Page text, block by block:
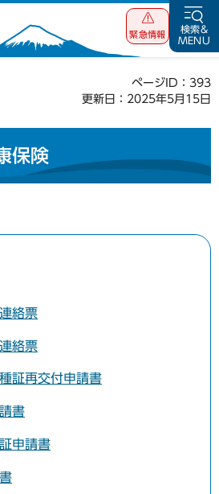
緊急情報
検索&
MENU
ページID：393
更新日：2025年5月15日
保険
絡票
絡票
証再交付申請書
書
申請書